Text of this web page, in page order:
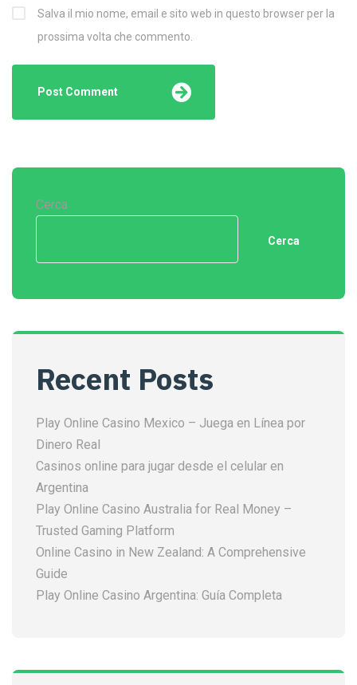
Salva il mio nome, email e sito web in questo browser per la
prossima volta che commento.
Cerca
Cerca
Recent Posts
Play Online Casino Mexico – Juega en Línea por
Dinero Real
Casinos online para jugar desde el celular en
Argentina
Play Online Casino Australia for Real Money –
Trusted Gaming Platform
Online Casino in New Zealand: A Comprehensive
Guide
Play Online Casino Argentina: Guía Completa